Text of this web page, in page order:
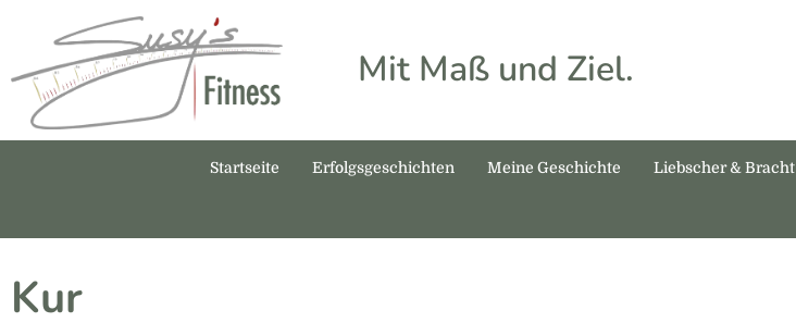
Mit Maß und Ziel.
Startseite Erfolgsgeschichten Meine Geschichte Liebscher & Bracht
Kur